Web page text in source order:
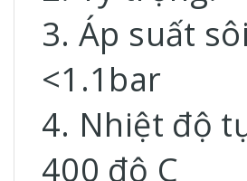
3. Áp suất
<1.1bar
4. Nhiệt độ
400 độ C